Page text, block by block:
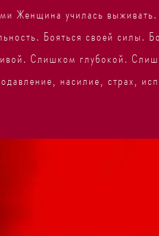
Женщина училась
Бояться своей силы.
Слишком глубокой.
насилие, страх,